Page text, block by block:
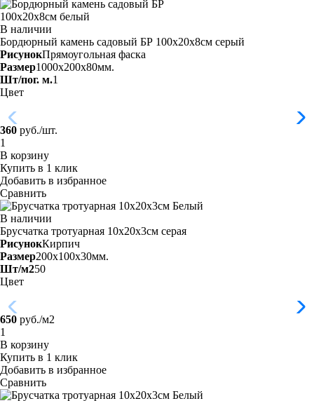
В наличии
Бордюрный камень садовый БР 100х20х8см серый
РисунокПрямоугольная фаска
Размер1000x200x80мм.
Шт/пог. м.1
Цвет
360 руб./шт.
В корзину
Купить в 1 клик
Добавить в избранное
Сравнить
В наличии
Брусчатка тротуарная 10х20х3см серая
РисунокКирпич
Размер200x100x30мм.
Шт/м250
Цвет
650 руб./м2
В корзину
Купить в 1 клик
Добавить в избранное
Сравнить